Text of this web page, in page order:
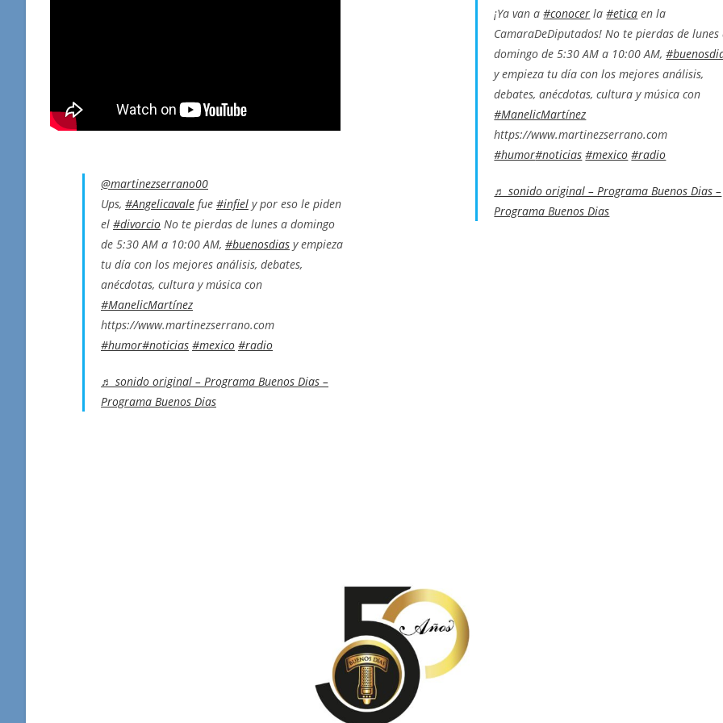
¡Ya van a#conocer la#etica en la
CamaraDeDiputados! No te pierdas de lunes
domingo de 5:30 AM a 10:00 AM,
y empieza tu día con los mejores análisis,
debates, anécdotas, cultura y música con
#ManelicMartínez
https://www.martinezserrano.com
#humor#noticias #mexico #radio
♬ sonido original – Programa Buenos Dias –
Programa Buenos Dias
@martinezserrano00
Ups, #Angelicavale fue #infiel y por eso le piden
el #divorcio No te pierdas de lunes a domingo
de 5:30 AM a 10:00 AM, #buenosdias y empieza
tu día con los mejores análisis, debates,
anécdotas, cultura y música con
#ManelicMartínez
https://www.martinezserrano.com
#humor#noticias #mexico #radio
♬ sonido original – Programa Buenos Dias –
Programa Buenos Dias